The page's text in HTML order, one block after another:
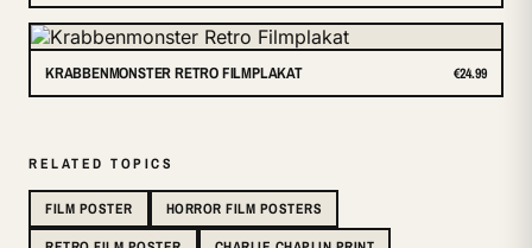
KRABBENMONSTER RETRO FILMPLAKAT €24.99
RELATED TOPICS
FILM POSTER
HORROR FILM POSTERS